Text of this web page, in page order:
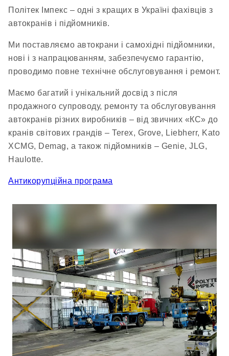
Політек Імпекс – одні з кращих в Україні фахівців з
автокранів і підйомників.
Ми поставляємо автокрани і самохідні підйомники,
нові і з напрацюванням, забезпечуємо гарантію,
проводимо повне технічне обслуговування і ремонт.
Маємо багатий і унікальний досвід з після
продажного супроводу, ремонту та обслуговування
автокранів різних виробників – від звичних «КС» до
кранів світових грандів – Terex, Grove, Liebherr, Kato
XCMG, Demag, а також підйомників – Genie, JLG,
Haulotte.
Антикорупційна програма